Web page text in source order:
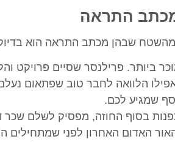
התראה
מהשטח שבהן מכתב התראה הוא
ביותר. פרילנסר שסיים פרויקט
הלוואה לחבר טוב שפתאום
שמגיע לכם.
בסוף החוזה, מפסיק לשלם שכר
האדום האחרון לפני שמתחילים